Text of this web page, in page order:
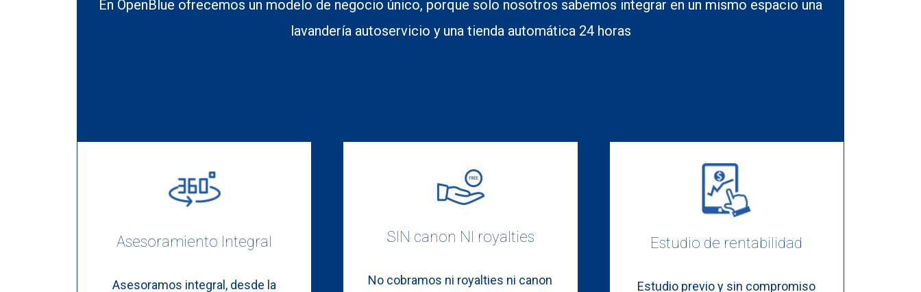
En OpenBlue ofrecemos un modelo de negocio único, porque solo nosotros sabemos integrar en un mismo espacio una
lavandería autoservicio y una tienda automática 24 horas
Asesoramiento Integral
Asesoramos integral, desde la
SIN canon NI royalties
No cobramos ni royalties ni canon
Estudio de rentabilidad
Estudio previo y sin compromiso